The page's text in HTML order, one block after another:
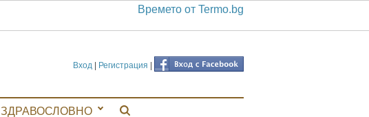
Времето от Termo.bg
Вход | Регистрация |
ЗДРАВОСЛОВНО